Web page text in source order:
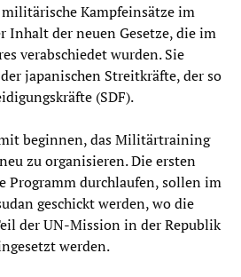
Kampfeinsätze im
Inhalt der neuen Gesetze, die im
verabschiedet wurden. Sie
japanischen Streitkräfte, der so
(SDF).
beginnen, das Militärtraining
zu organisieren. Die ersten
Programm durchlaufen, sollen im
geschickt werden, wo die
der UN-Mission in der Republik
werden.